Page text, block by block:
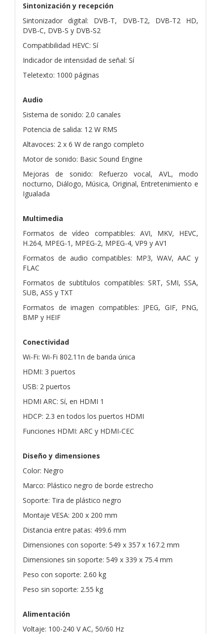
Sintonización y recepción
Sintonizador digital: DVB-T, DVB-T2, DVB-T2 HD,
DVB-C, DVB-S y DVB-S2
Compatibilidad HEVC: Sí
Indicador de intensidad de señal: Sí
Teletexto: 1000 páginas
Audio
Sistema de sonido: 2.0 canales
Potencia de salida: 12 W RMS
Altavoces: 2 x 6 W de rango completo
Motor de sonido: Basic Sound Engine
Mejoras de sonido: Refuerzo vocal, AVL, modo
nocturno, Diálogo, Música, Original, Entretenimiento e
Igualada
Multimedia
Formatos de vídeo compatibles: AVI, MKV, HEVC,
H.264, MPEG-1, MPEG-2, MPEG-4, VP9 y AV1
Formatos de audio compatibles: MP3, WAV, AAC y
FLAC
Formatos de subtítulos compatibles: SRT, SMI, SSA,
SUB, ASS y TXT
Formatos de imagen compatibles: JPEG, GIF, PNG,
BMP y HEIF
Conectividad
Wi-Fi: Wi-Fi 802.11n de banda única
HDMI: 3 puertos
USB: 2 puertos
HDMI ARC: Sí, en HDMI 1
HDCP: 2.3 en todos los puertos HDMI
Funciones HDMI: ARC y HDMI-CEC
Diseño y dimensiones
Color: Negro
Marco: Plástico negro de borde estrecho
Soporte: Tira de plástico negro
Montaje VESA: 200 x 200 mm
Distancia entre patas: 499.6 mm
Dimensiones con soporte: 549 x 357 x 167.2 mm
Dimensiones sin soporte: 549 x 339 x 75.4 mm
Peso con soporte: 2.60 kg
Peso sin soporte: 2.55 kg
Alimentación
Voltaje: 100-240 V AC, 50/60 Hz